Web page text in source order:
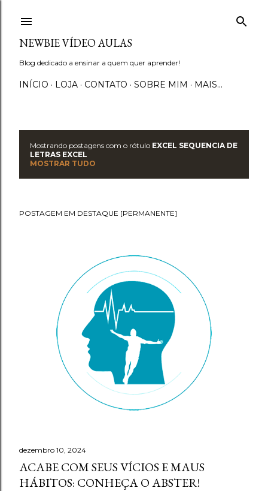
NEWBIE VÍDEO AULAS
Blog dedicado a ensinar a quem quer aprender!
INÍCIO LOJA CONTATO SOBRE MIM MAIS…
o
Mostrando postagens com o rótulo EXCEL SEQUENCIA DE
LETRAS EXCEL
MOSTRAR TUDO
POSTAGEM EM DESTAQUE [PERMANENTE]
dezembro 10, 2024
ACABE COM SEUS VÍCIOS E MAUS
HÁBITOS: CONHEÇA O ABSTER!